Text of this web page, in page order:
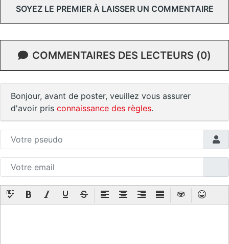
SOYEZ LE PREMIER À LAISSER UN COMMENTAIRE
COMMENTAIRES DES LECTEURS (0)
Bonjour, avant de poster, veuillez vous assurer
d'avoir pris connaissance des règles.